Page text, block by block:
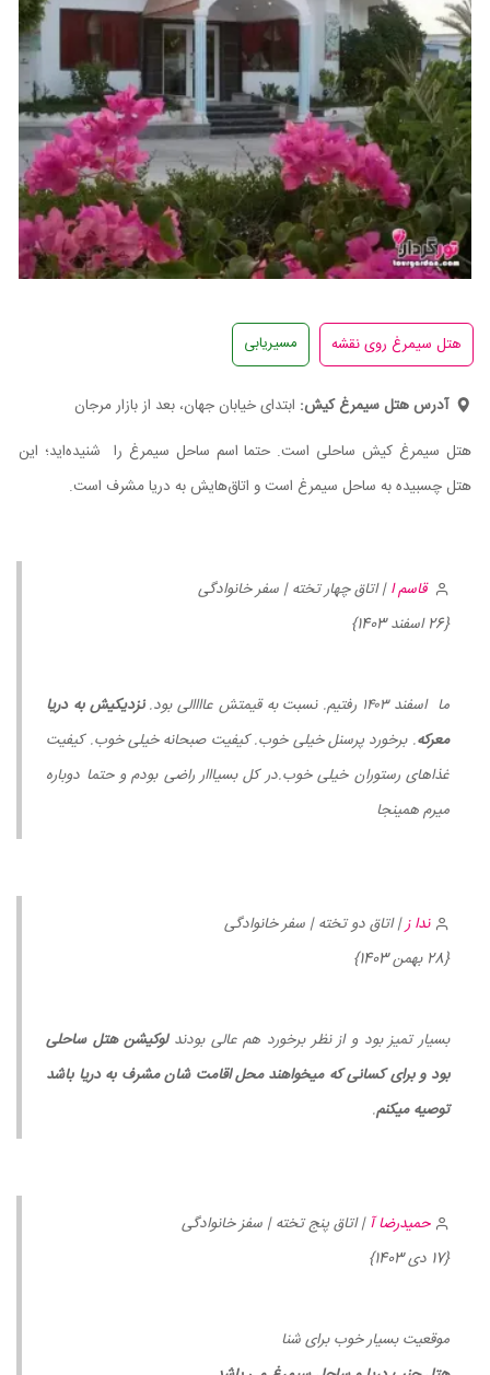
مسیریابی
آدرس هتل سیمرغ کیش: ابتدای خیابان جهان، بعد از بازار مرجان
هتل سیمرغ کیش ساحلی است. حتما اسم ساحل سیمرغ را شنیده‌اید؛ این
هتل چسبیده به ساحل سیمرغ است و اتاق‌هایش به دریا مشرف است.
قاسم ا| اتاق چهار تخته | سفر خانوادگی
{26 اسفند 1403}
ما اسفند ۱۴۰۳ رفتیم. نسبت به قیمتش عاااالی بود.
نزدیکیش به دریا
معرکه. برخورد پرسنل خیلی خوب. کیفیت صبحانه خیلی خوب. کیفیت
غذاهای رستوران خیلی خوب.در کل بسیااار راضی بودم و حتما دوباره
میرم همینجا
ندا ز| اتاق دو تخته | سفر خانوادگی
{28 بهمن 1403}
بسیار تمیز بود و از نظر برخورد هم عالی بودند لوکیشن هتل ساحلی
بود و برای کسانی که میخواهند محل اقامت شان مشرف به دریا باشد
توصیه میکنم.
حمیدرضا آ| اتاق پنج تخته | سفز خانوادگی
{17 دی 1403}
موقعیت بسیار خوب برای شنا